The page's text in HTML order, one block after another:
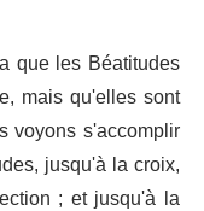
que les Béatitudes
mais qu'elles sont
voyons s'accomplir
jusqu'à la croix,
; et jusqu'à la